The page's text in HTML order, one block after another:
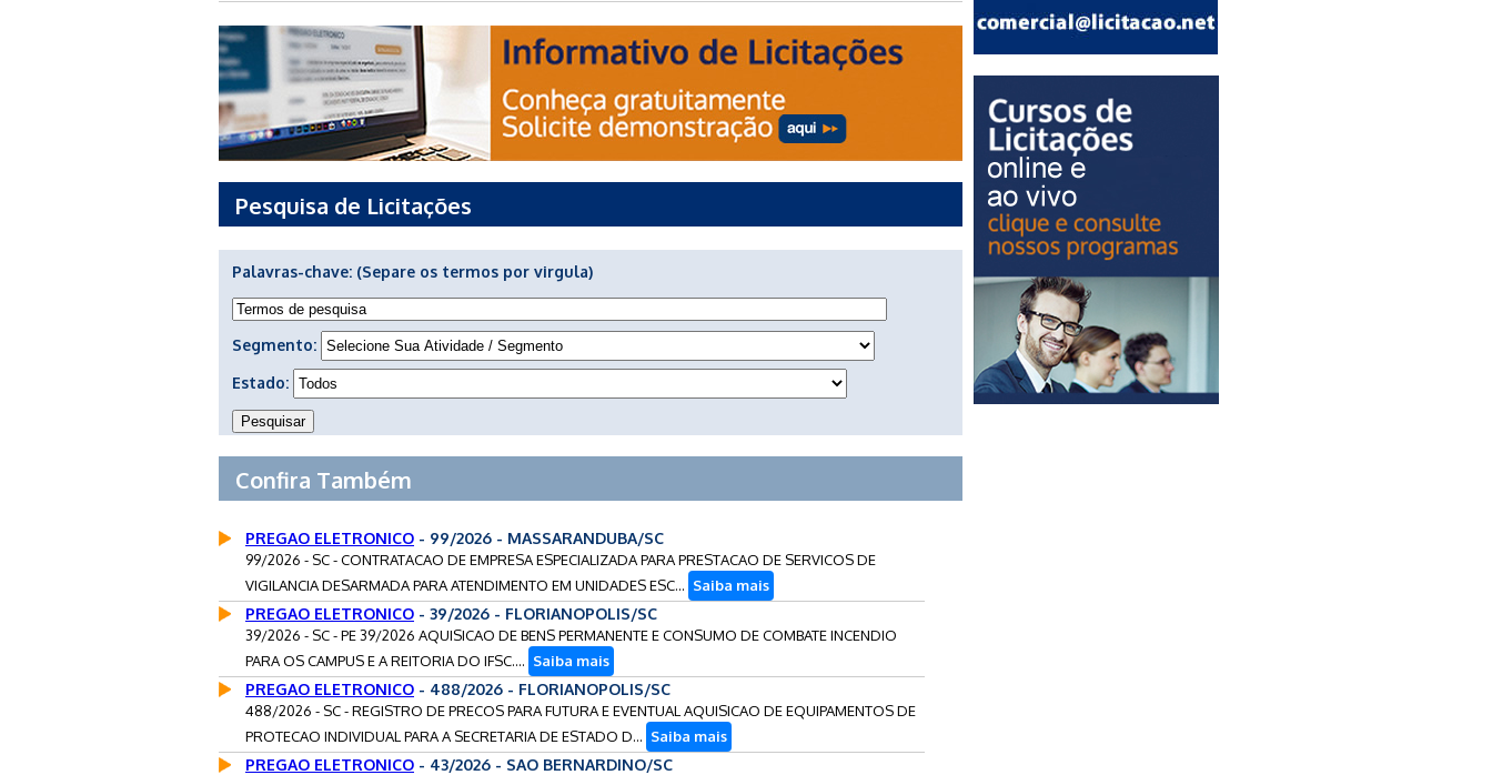
Pesquisa de Licitações
Palavras-chave: (Separe os termos por virgula)
Segmento:
Estado:
Confira Também
PREGAO ELETRONICO - 99/2026 - MASSARANDUBA/SC
99/2026 - SC - CONTRATACAO DE EMPRESA ESPECIALIZADA PARA PRESTACAO DE SERVICOS DE
VIGILANCIA DESARMADA PARA ATENDIMENTO EM UNIDADES ESC... Saiba mais
PREGAO ELETRONICO - 39/2026 - FLORIANOPOLIS/SC
39/2026 - SC - PE 39/2026 AQUISICAO DE BENS PERMANENTE E CONSUMO DE COMBATE INCENDIO
PARA OS CAMPUS E A REITORIA DO IFSC.... Saiba mais
PREGAO ELETRONICO - 488/2026 - FLORIANOPOLIS/SC
488/2026 - SC - REGISTRO DE PRECOS PARA FUTURA E EVENTUAL AQUISICAO DE EQUIPAMENTOS DE
PROTECAO INDIVIDUAL PARA A SECRETARIA DE ESTADO D... Saiba mais
PREGAO ELETRONICO - 43/2026 - SAO BERNARDINO/SC